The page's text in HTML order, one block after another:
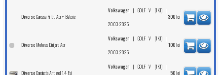
DiverseCarcasa Filtru Aer + Baterie
Volkswagen | GOLF V (1K1)|
2003-2026
300 lei
Diverse Motoras Dirijare Aer
Volkswagen | GOLF V (1K1)|
2003-2026
100 lei
DiverseConducta Antigel 1.4 Fsi
Volkswagen | GOLF V (1K1)|
50 lei